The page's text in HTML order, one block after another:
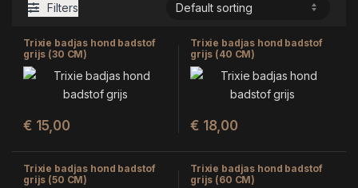
Filters
Trixie badjas hond badstof
grijs (30 CM)
€ 15,00
Trixie badjas hond badstof
grijs (40 CM)
€ 18,00
Trixie badjas hond badstof
grijs (50 CM)
Trixie badjas hond badstof
grijs (60 CM)